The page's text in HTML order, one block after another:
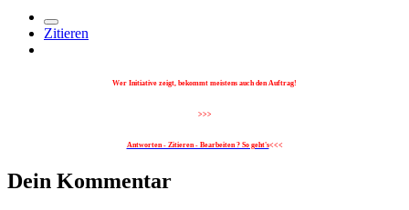
Zitieren
Wer Initiative zeigt, bekommt meistens auch den Auftrag!
>>>
Antworten - Zitieren - Bearbeiten ? So geht's<<<
Dein Kommentar